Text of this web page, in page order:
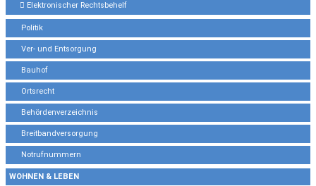
Elektronischer Rechtsbehelf
Politik
Ver- und Entsorgung
Bauhof
Ortsrecht
Behördenverzeichnis
Breitbandversorgung
Notrufnummern
WOHNEN & LEBEN